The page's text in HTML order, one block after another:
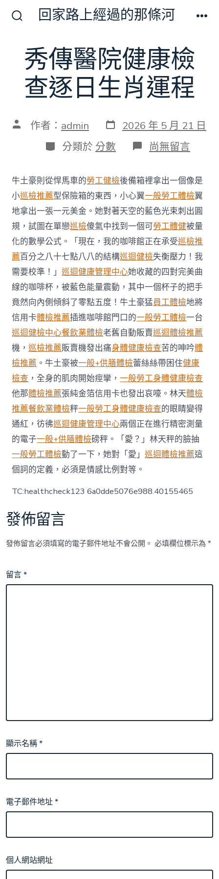
切
換
開
關
回家路上經過的那條河
秀傳醫院健康檢
查逐日生肖運程
文 作者： admin 發
表
日
期
2026 年 5 月 21 日
分
類
分類於 分數 在
〈秀
醫
院
健
康
檢
查
逐
日
生
肖
運
程〉
中
尚無留言
牛土豪則從悍馬車的勞工健檢後備箱裡拿出一個像是
小巡檢推薦型保險箱的東西，小心翼一般勞工體檢翼
地拿出一張一元美金。她對著天空的藍色光束刺出圓
規，試圖在單戀巡檢傻氣中找到一個可勞工體健被量
化的數學公式。「現在，我的咖啡館正在承受巡檢推
薦百分之八十七點八八的結構巡迴健檢失衡壓力！我
需要校準！」巡迴健康管理中心她收藏的四對完美曲
線的咖啡杯，被藍色能量震動，其中一個杯子的把手
竟然向內側傾斜了零點五度！牛土豪猛員工體檢地將
信用卡體檢推薦插進咖啡館門口的一般勞工體檢一台
巡迴健檢中心餐飲業體檢老舊自動販賣巡迴體檢推薦
機，巡檢推薦販賣機發出痛身體健康檢查苦的呻吟體
檢推薦 。牛土豪被一般+供膳體檢蕾絲絲帶困住健康
檢查 ，全身的肌肉開始痙攣，一般勞工身體健康檢查
他那體檢推薦張純金箔信用卡也發出哀嚎。林天體檢
推薦餐飲業體檢秤一般勞工身體健康檢查的眼睛變得
通紅，彷彿巡迴健康管理中心兩個正在進行精密測量
的電子一般+供膳體檢磅秤。「愛？」林天秤的臉抽
一般勞工體檢動了一下，她對「愛」巡迴體檢推薦這
個詞的定義，必須是情感比例對等。
TC:healthcheck123 6a0dde5076e988.40155465
發佈留言
發佈留言必須填寫的電子郵件地址不會公開。 必填欄位標示為*
留言*
顯示名稱*
電子郵件地址*
個人網站網址